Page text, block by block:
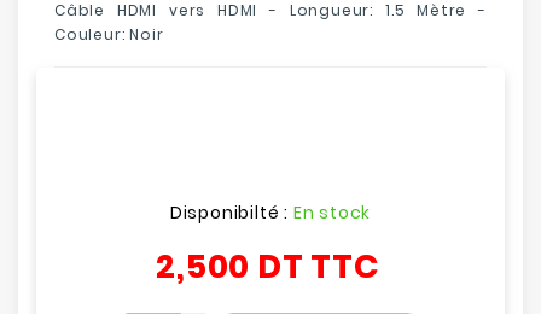
Câble HDMI vers HDMI - Longueur: 1.5 Mètre -
Couleur: Noir
Disponibilté : En stock
2,500 DT TTC